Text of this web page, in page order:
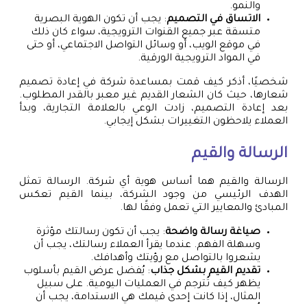
والنمو.
الاتساق في التصميم: يجب أن تكون الهوية البصرية
متسقة عبر جميع القنوات الترويجية، سواء كان ذلك
في موقع الويب، أو وسائل التواصل الاجتماعي، أو حتى
في المواد الترويجية الورقية.
شخصيًا، أذكر كيف قمت بمساعدة شركة في إعادة تصميم
شعارها، حيث كان الشعار القديم غير معبر بالقدر المطلوب.
بعد إعادة التصميم، زادت الوعي بالعلامة التجارية، وبدأ
العملاء يلاحظون التغييرات بشكل إيجابي.
الرسالة والقيم
الرسالة والقيم هما أساس هوية أي شركة. الرسالة تمثل
الهدف الرئيسي من وجود الشركة، بينما القيم تعكس
المبادئ والمعايير التي تعمل وفقًا لها.
صياغة رسالة واضحة: يجب أن تكون رسالتك مؤثرة
وسهلة الفهم. عندما يقرأ العملاء رسالتك، يجب أن
يشعروا بالتواصل مع رؤيتك وأهدافك.
تقديم القيم بشكل جذاب: يُفضل عرض القيم بأسلوب
يظهر كيف تُترجم في العمليات اليومية. على سبيل
المثال، إذا كانت إحدى قيمك هي الاستدامة، يجب أن